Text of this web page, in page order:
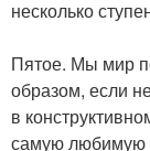
несколько
Пятое. Мы мир
образом, если
в
самую любимую